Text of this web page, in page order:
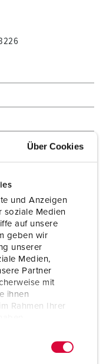
Über Cookies
und Anzeigen
soziale Medien
auf unsere
geben wir
unserer
Medien,
Partner
mit
ihnen
Rahmen Ihrer
binnenwerk
contacten